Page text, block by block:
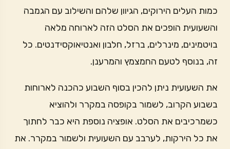
כמות העלים הירוקים, הגיוון שלהם והשילוב עם הגמבה
והשעועית הופכים את הסלט הזה לארוחה מלאה
בויטמינים, מינרלים, ברזל, חלבון ואנטיאוקסידנטים. כל
זה, בנוסף לטעם החמצמץ והמרענן.
את השעועית ניתן להכין בסוף השבוע כהכנה לארוחות
בשבוע הקרוב, לשמור בקופסה במקרר ולהוציא
כשמרכיבים את הסלט. אופציה נוספת היא כבר לחתוך
את כל הירקות, לערבב עם השעועית ולשמור במקרר. את